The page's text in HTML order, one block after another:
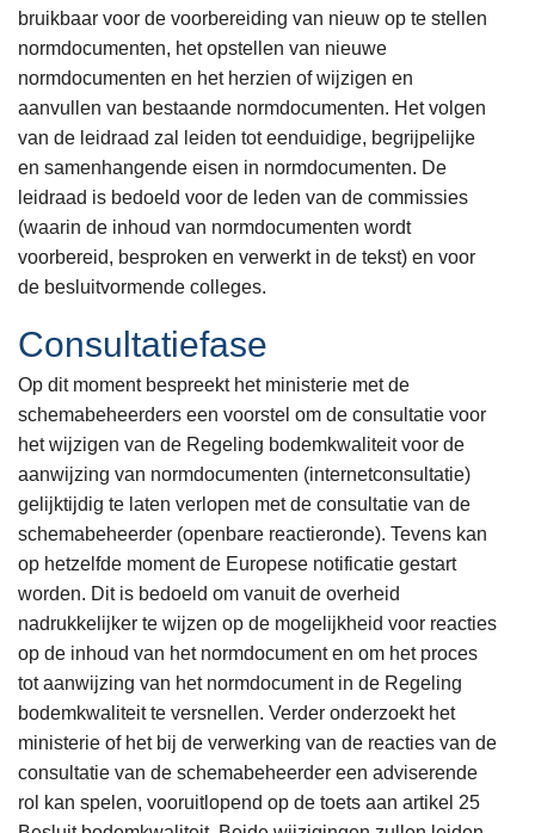
bruikbaar voor de voorbereiding van nieuw op te stellen
normdocumenten, het opstellen van nieuwe
normdocumenten en het herzien of wijzigen en
aanvullen van bestaande normdocumenten. Het volgen
van de leidraad zal leiden tot eenduidige, begrijpelijke
en samenhangende eisen in normdocumenten. De
leidraad is bedoeld voor de leden van de commissies
(waarin de inhoud van normdocumenten wordt
voorbereid, besproken en verwerkt in de tekst) en voor
de besluitvormende colleges.
Consultatiefase
Op dit moment bespreekt het ministerie met de
schemabeheerders een voorstel om de consultatie voor
het wijzigen van de Regeling bodemkwaliteit voor de
aanwijzing van normdocumenten (internetconsultatie)
gelijktijdig te laten verlopen met de consultatie van de
schemabeheerder (openbare reactieronde). Tevens kan
op hetzelfde moment de Europese notificatie gestart
worden. Dit is bedoeld om vanuit de overheid
nadrukkelijker te wijzen op de mogelijkheid voor reacties
op de inhoud van het normdocument en om het proces
tot aanwijzing van het normdocument in de Regeling
bodemkwaliteit te versnellen. Verder onderzoekt het
ministerie of het bij de verwerking van de reacties van de
consultatie van de schemabeheerder een adviserende
rol kan spelen, vooruitlopend op de toets aan artikel 25